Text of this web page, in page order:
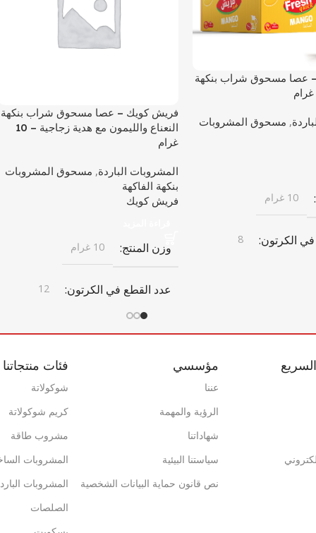
عصا مسحوق شراب بنكهة
, مسحوق المشروبات
10 غرام
الكرتون 8
5,318
فريش كويك – عصا مسحوق شراب بنكهة
النعناع والليمون مع هدية زجاجية – 10
غرام
المشروبات الباردة, مسحوق المشروبات
بنكهة الفاكهة
فريش كويك
وزن المنتج 10 غرام
عدد القطع في الكرتون 12
أبعاد الكرتون
340 مم × 516 مم × 307 مم × 516 مم
0868 116 190 8118
مؤسسي
عننا
الرؤية والمهمة
شهاداتنا
سياستنا البيئية
نص قانون حماية البيانات الشخصية
فئات منتجاتنا
شوكولاتة
كريم شوكولاتة
مشروب طاقة
المشروبات
المشروبات
الصلصات